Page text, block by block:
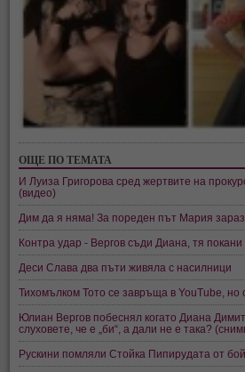
ОЩЕ ПО ТЕМАТА
И Луиза Григорова сред жертвите на
(видео)
Дим да я няма! За пореден път Мария
Контра удар - Вергов съди Диана, тя покани
Деси Слава два пъти живяла с насилници
Тихомълком Тото се завръща в YouTube, но
Юлиан Вергов побеснял когато Диана
слуховете, че е „би“, а дали не е така?
Рускини помляли Стойка Пипирудата от